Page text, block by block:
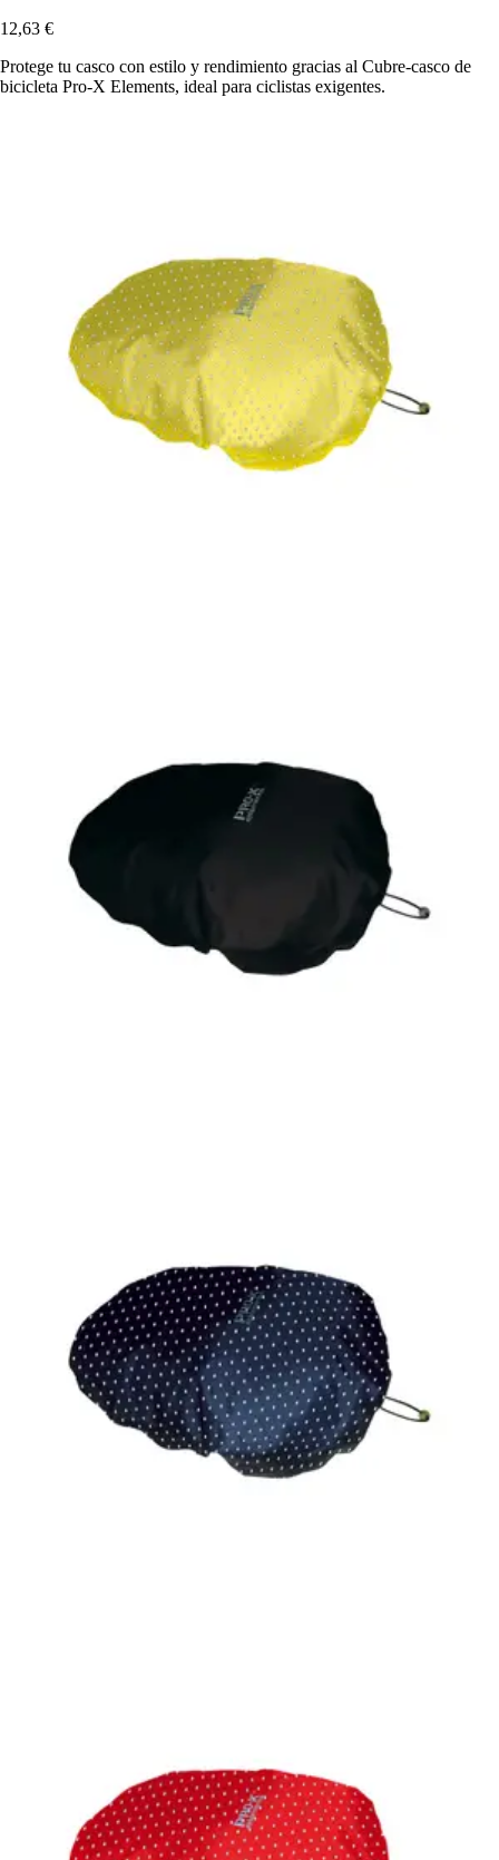
12,63 €
Protege tu casco con estilo y rendimiento gracias al Cubre-casco de
bicicleta Pro-X Elements, ideal para ciclistas exigentes.